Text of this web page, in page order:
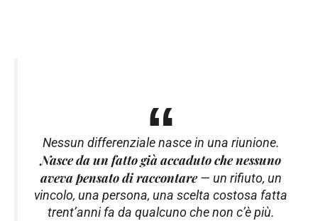
Nessun differenziale nasce in una riunione.
Nasce da un fatto già accaduto che nessuno
aveva pensato di raccontare— un rifiuto, un
vincolo, una persona, una scelta costosa fatta
trent’anni fa da qualcuno che non c’è più.